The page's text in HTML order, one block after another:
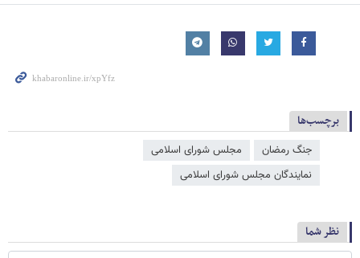
برچسب‌ها
جنگ رمضان
مجلس شورای اسلامی
نمایندگان مجلس شورای اسلامی
نظر شما